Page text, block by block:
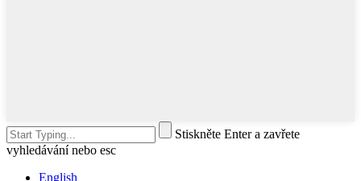
Stiskněte Enter a zavřete
vyhledávání nebo esc
English